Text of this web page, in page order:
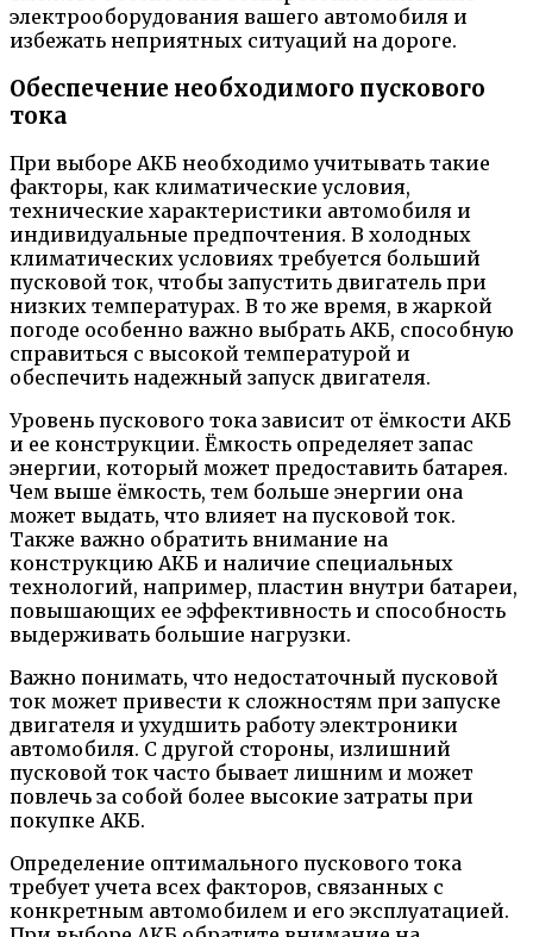
электрооборудования вашего автомобиля и
избежать неприятных ситуаций на дороге.
Обеспечение необходимого пускового
тока
При выборе АКБ необходимо учитывать такие
факторы, как климатические условия,
технические характеристики автомобиля и
индивидуальные предпочтения. В холодных
климатических условиях требуется больший
пусковой ток, чтобы запустить двигатель при
низких температурах. В то же время, в жаркой
погоде особенно важно выбрать АКБ, способную
справиться с высокой температурой и
обеспечить надежный запуск двигателя.
Уровень пускового тока зависит от ёмкости АКБ
и ее конструкции. Ёмкость определяет запас
энергии, который может предоставить батарея.
Чем выше ёмкость, тем больше энергии она
может выдать, что влияет на пусковой ток.
Также важно обратить внимание на
конструкцию АКБ и наличие специальных
технологий, например, пластин внутри батареи,
повышающих ее эффективность и способность
выдерживать большие нагрузки.
Важно понимать, что недостаточный пусковой
ток может привести к сложностям при запуске
двигателя и ухудшить работу электроники
автомобиля. С другой стороны, излишний
пусковой ток часто бывает лишним и может
повлечь за собой более высокие затраты при
покупке АКБ.
Определение оптимального пускового тока
требует учета всех факторов, связанных с
конкретным автомобилем и его эксплуатацией.